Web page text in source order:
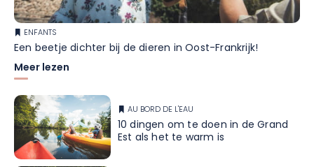
ENFANTS
Een beetje dichter bij de dieren in Oost-Frankrijk!
Meer lezen
AU BORD DE L'EAU
10 dingen om te doen in de Grand
Est als het te warm is